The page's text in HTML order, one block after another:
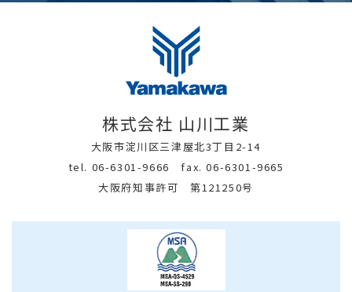
株式会社 山川工業
大阪市淀川区三津屋北3丁目2-14
tel. 06-6301-9666 fax. 06-6301-9665
大阪府知事許可 第121250号